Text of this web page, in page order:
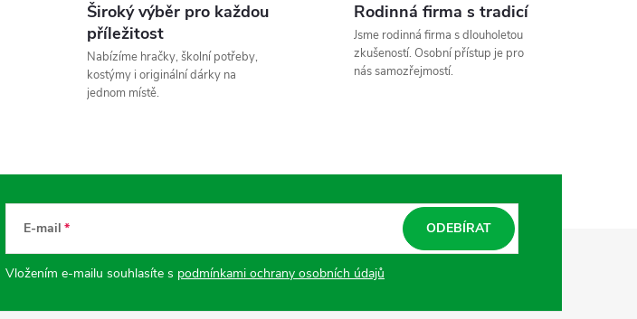
Široký výběr pro každou
příležitost
Nabízíme hračky, školní potřeby,
kostýmy i originální dárky na
jednom místě.
Rodinná firma s tradicí
Jsme rodinná firma s dlouholetou
zkušeností. Osobní přístup je pro
nás samozřejmostí.
E-mail
Vložením e-mailu souhlasíte s podmínkami ochrany osobních údajů
ODEBÍRAT